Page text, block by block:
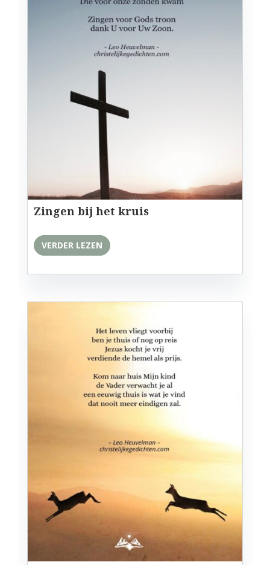
Zingen bij het kruis
VERDER LEZEN